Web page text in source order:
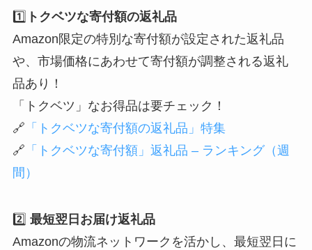
1️⃣ トクベツな寄付額の返礼品
Amazon限定の特別な寄付額が設定された返礼品
や、市場価格にあわせて寄付額が調整される返礼
品あり！
「トクベツ」なお得品は要チェック！
🔗 「トクベツな寄付額の返礼品」特集
🔗 「トクベツな寄付額」返礼品 – ランキング（週
間）
2️⃣ 最短翌日お届け返礼品
Amazonの物流ネットワークを活かし、最短翌日に